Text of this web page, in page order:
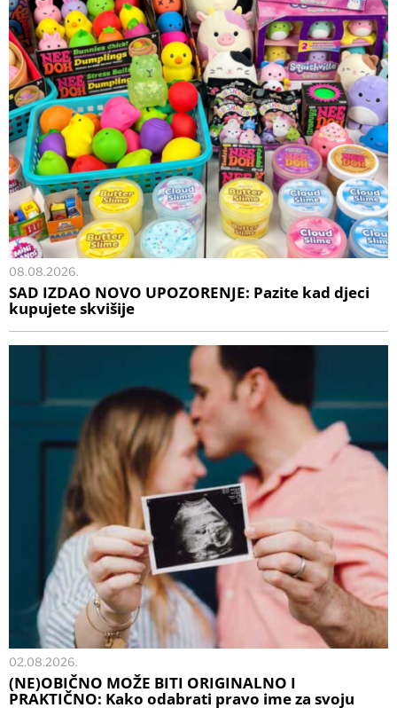
08.08.2026.
SAD IZDAO NOVO UPOZORENJE: Pazite kad djeci
kupujete skvišije
02.08.2026.
(NE)OBIČNO MOŽE BITI ORIGINALNO I
PRAKTIČNO: Kako odabrati pravo ime za svoju